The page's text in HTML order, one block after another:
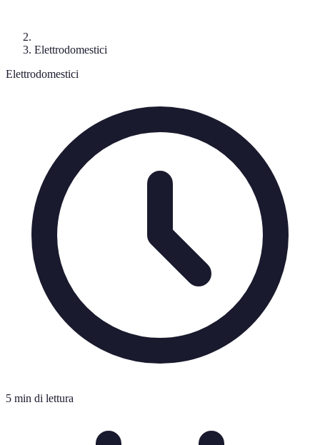
Elettrodomestici
Elettrodomestici
5 min di lettura